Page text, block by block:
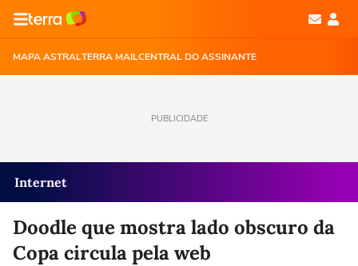
MAPA ASTRALTERRA MAILCENTRAL DO ASSINANTE
PUBLICIDADE
Internet
Doodle que mostra lado obscuro da
Copa circula pela web